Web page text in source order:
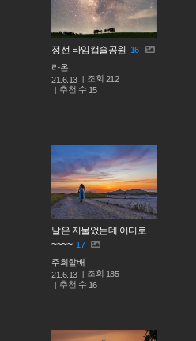
정선 타임캡슐공원
16
라온
21.6.13
조회 212
추천 수 15
날은 저물었는데 어디로
~~~~ 17
주희할배
21.6.13
조회 185
추천 수 16